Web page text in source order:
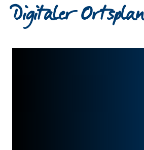
Digitaler Ortsplan